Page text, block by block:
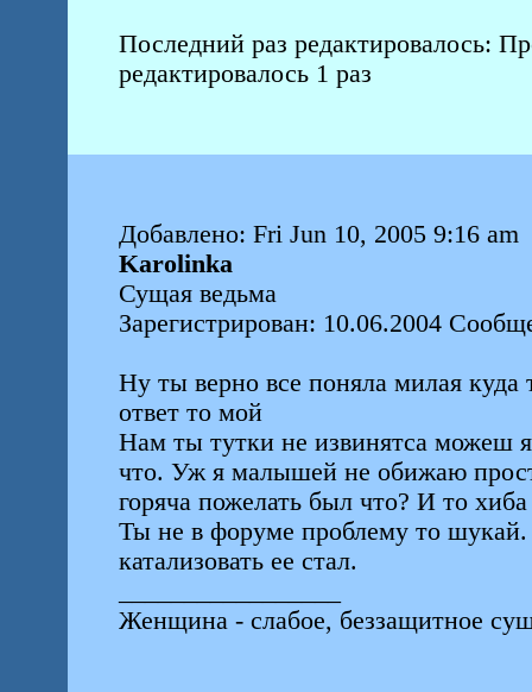
Последний раз редактировалось:
редактировалось 1 раз
Добавлено: Fri Jun 10, 2005 9:16 am
Karolinka
Сущая ведьма
Зарегистрирован: 10.06.2004
Ну ты верно все поняла милая
ответ то мой
Нам ты тутки не извинятса можеш
что. Уж я малышей не обижаю
горяча пожелать был что? И то
Ты не в форуме проблему то шукай.
катализовать ее стал.
Женщина - слабое, беззащитное